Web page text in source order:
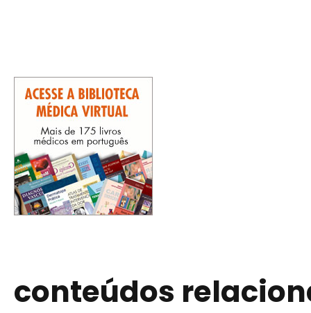
conteúdos